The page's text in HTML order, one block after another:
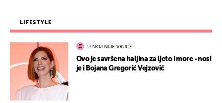
LIFESTYLE
U NOJ NIJE VRUĆE
Ovo je savršena haljina za ljeto i more - nosi
je i Bojana Gregorić Vejzović